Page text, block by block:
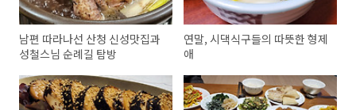
남편 따라나선 산청 신성맛집과
성철스님 순례길 탐방
연말, 시댁식구들의 따뜻한 형제
애